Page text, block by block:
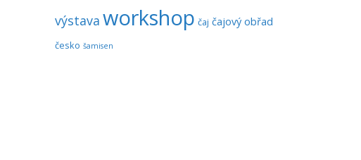
výstava workshop čaj čajový obřad
česko šamisen